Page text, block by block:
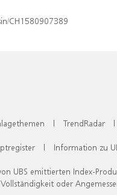
CH1580907389
| TrendRadar |
| Information zu
UBS emittierten Index-
oder